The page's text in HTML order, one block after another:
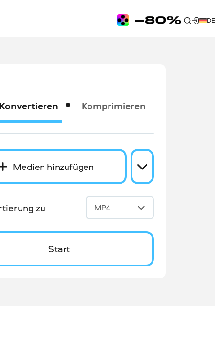
DE
Konvertieren Komprimieren
Medien hinzufügen
zu MP4
Start